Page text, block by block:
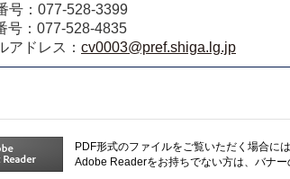
号：077-528-3399
号：077-528-4835
アドレス： cv0003@pref.shiga.lg.jp
PDF形式のファイルをご覧いただく場合に
Adobe Readerをお持ちでない方は、バナー